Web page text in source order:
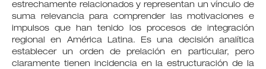
estrechamente relacionados y representan un vínculo de
suma relevancia para comprender las motivaciones e
impulsos que han tenido los procesos de integración
regional en América Latina. Es una decisión analítica
establecer un orden de prelación en particular, pero
claramente tienen incidencia en la estructuración de la